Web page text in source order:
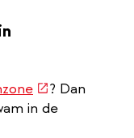
(externe
link)
? Dan
in de